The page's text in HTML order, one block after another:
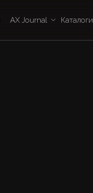
AX Journal Каталоги